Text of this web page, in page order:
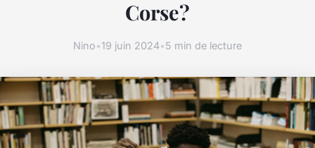
Corse?
Nino•19 juin 2024•5 min de lecture